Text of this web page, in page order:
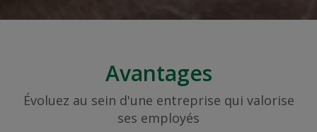
Avantages
Évoluez au sein d'une entreprise qui valorise
ses employés